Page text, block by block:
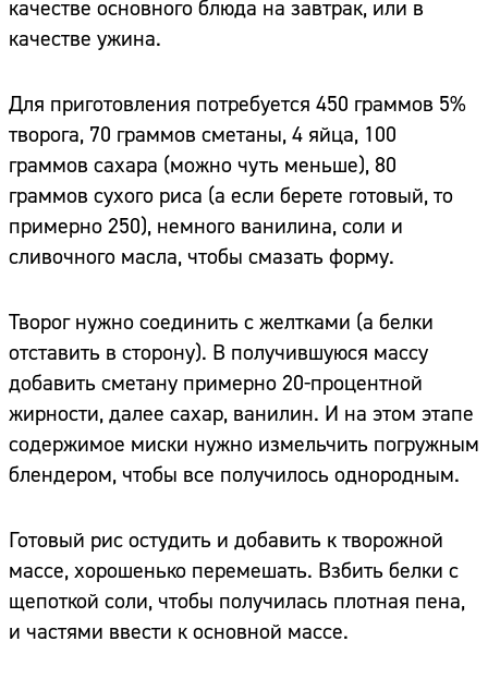
качестве основного блюда на завтрак, или в
качестве ужина.
Для приготовления потребуется 450 граммов 5%
творога, 70 граммов сметаны, 4 яйца, 100
граммов сахара (можно чуть меньше), 80
граммов сухого риса (а если берете готовый, то
примерно 250), немного ванилина, соли и
сливочного масла, чтобы смазать форму.
Творог нужно соединить с желтками (а белки
отставить в сторону). В получившуюся массу
добавить сметану примерно 20-процентной
жирности, далее сахар, ванилин. И на этом этапе
содержимое миски нужно измельчить погружным
блендером, чтобы все получилось однородным.
Готовый рис остудить и добавить к творожной
массе, хорошенько перемешать. Взбить белки с
щепоткой соли, чтобы получилась плотная пена,
и частями ввести к основной массе.